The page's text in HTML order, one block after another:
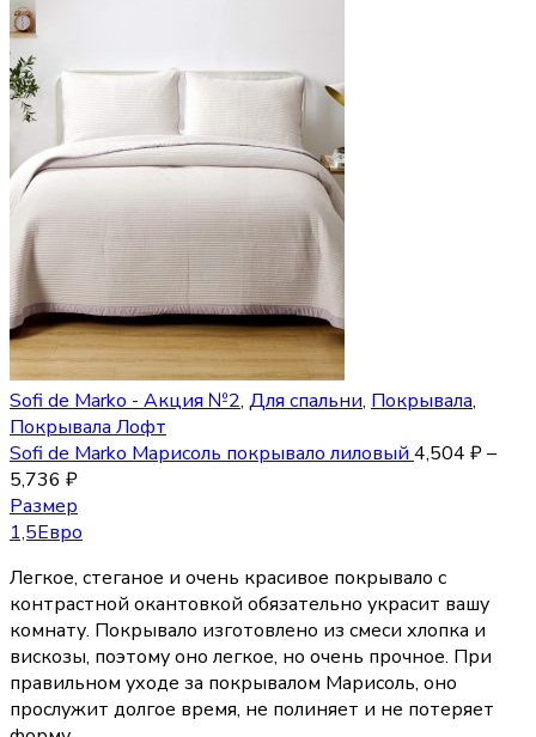
Sofi de Marko - Акция №2, Для спальни, Покрывала,
Покрывала Лофт
Sofi de Marko Марисоль покрывало лиловый 4,504 ₽–
5,736 ₽
Размер
1,5Евро
Легкое, стеганое и очень красивое покрывало с
контрастной окантовкой обязательно украсит вашу
комнату. Покрывало изготовлено из смеси хлопка и
вискозы, поэтому оно легкое, но очень прочное. При
правильном уходе за покрывалом Марисоль, оно
прослужит долгое время, не полиняет и не потеряет